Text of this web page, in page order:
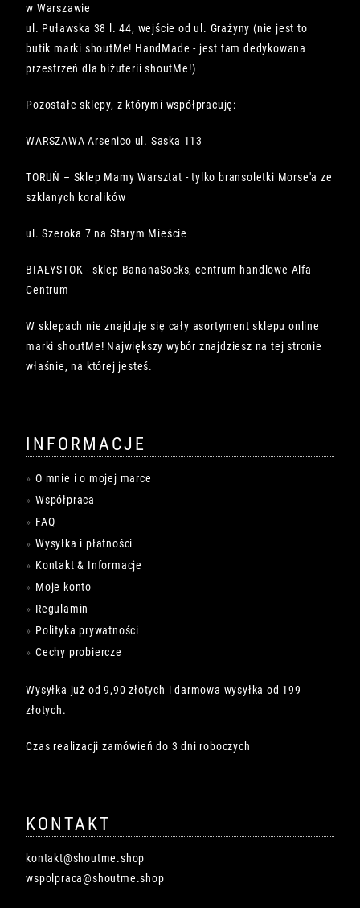
w Warszawie
ul. Puławska 38 l. 44, wejście od ul. Grażyny (nie jest to
butik marki shoutMe! HandMade - jest tam dedykowana
przestrzeń dla biżuterii shoutMe!)
Pozostałe sklepy, z którymi współpracuję:
WARSZAWA Arsenico ul. Saska 113
TORUŃ – Sklep Mamy Warsztat - tylko bransoletki Morse'a ze
szklanych koralików
ul. Szeroka 7 na Starym Mieście
BIAŁYSTOK - sklep BananaSocks, centrum handlowe Alfa
Centrum
W sklepach nie znajduje się cały asortyment sklepu online
marki shoutMe! Największy wybór znajdziesz na tej stronie
właśnie, na której jesteś.
INFORMACJE
O mnie i o mojej marce
Współpraca
FAQ
Wysyłka i płatności
Kontakt & Informacje
Moje konto
Regulamin
Polityka prywatności
Cechy probiercze
Wysyłka już od 9,90 złotych i darmowa wysyłka od 199
złotych.
Czas realizacji zamówień do 3 dni roboczych
KONTAKT
kontakt@shoutme.shop
wspolpraca@shoutme.shop